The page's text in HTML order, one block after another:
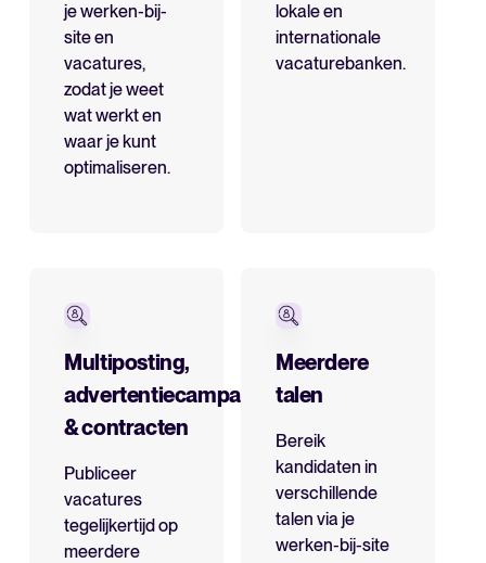
je werken-bij-
site en
vacatures,
zodat je weet
wat werkt en
waar je kunt
optimaliseren.
lokale en
internationale
vacaturebanken.
Multiposting,
advertentiecampagnes
& contracten
Publiceer
vacatures
tegelijkertijd op
meerdere
Meerdere
talen
Bereik
kandidaten in
verschillende
talen via je
werken-bij-site